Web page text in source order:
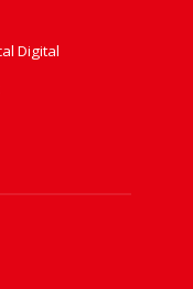
Digital